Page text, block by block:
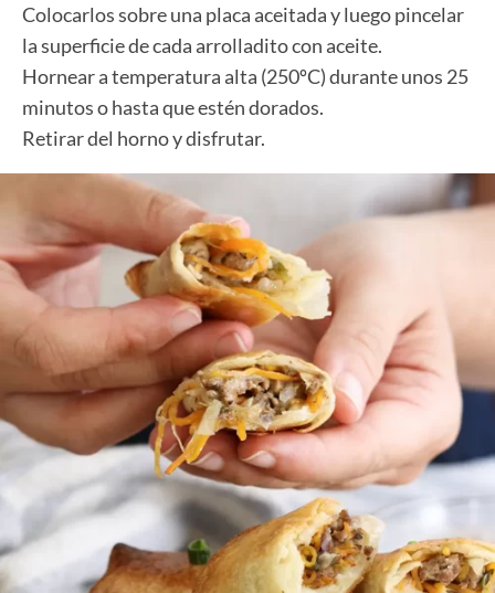
Colocarlos sobre una placa aceitada y luego pincelar
la superficie de cada arrolladito con aceite.
Hornear a temperatura alta (250ºC) durante unos 25
minutos o hasta que estén dorados.
Retirar del horno y disfrutar.